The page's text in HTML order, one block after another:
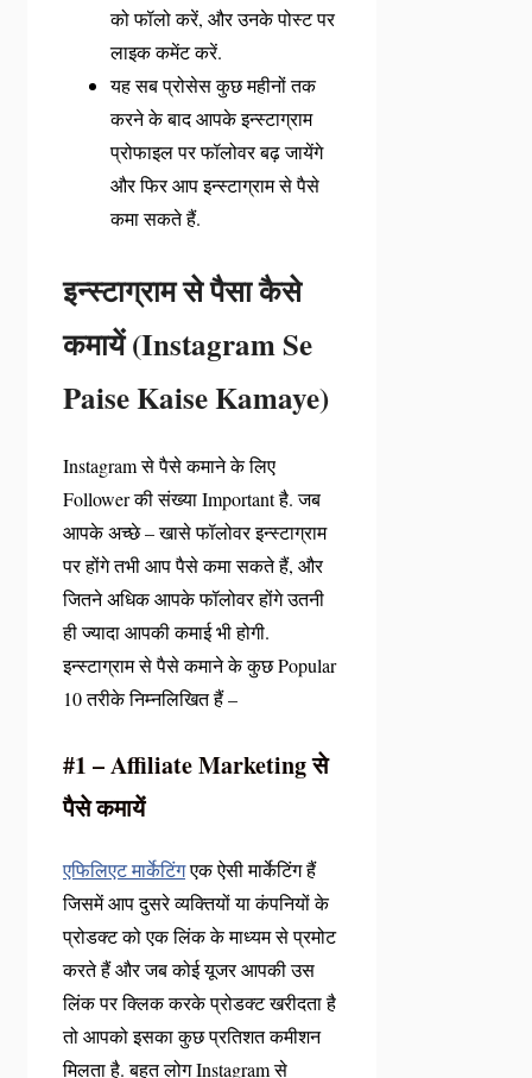
को फॉलो करें, और उनके पोस्ट पर
लाइक कमेंट करें.
यह सब प्रोसेस कुछ महीनों तक
करने के बाद आपके इन्स्टाग्राम
प्रोफाइल पर फॉलोवर बढ़ जायेंगे
और फिर आप इन्स्टाग्राम से पैसे
कमा सकते हैं.
इन्स्टाग्राम से पैसा कैसे
कमायें (Instagram Se
Paise Kaise Kamaye)
Instagram से पैसे कमाने के लिए
Follower की संख्या Important है. जब
आपके अच्छे – खासे फॉलोवर इन्स्टाग्राम
पर होंगे तभी आप पैसे कमा सकते हैं, और
जितने अधिक आपके फॉलोवर होंगे उतनी
ही ज्यादा आपकी कमाई भी होगी.
इन्स्टाग्राम से पैसे कमाने के कुछ Popular
10 तरीके निम्नलिखित हैं –
#1 – Affiliate Marketing से
पैसे कमायें
एफिलिएट मार्केटिंगएक ऐसी मार्केटिंग हैं
जिसमें आप दुसरे व्यक्तियों या कंपनियों के
प्रोडक्ट को एक लिंक के माध्यम से प्रमोट
करते हैं और जब कोई यूजर आपकी उस
लिंक पर क्लिक करके प्रोडक्ट खरीदता है
तो आपको इसका कुछ प्रतिशत कमीशन
मिलता है. बहुत लोग Instagram से